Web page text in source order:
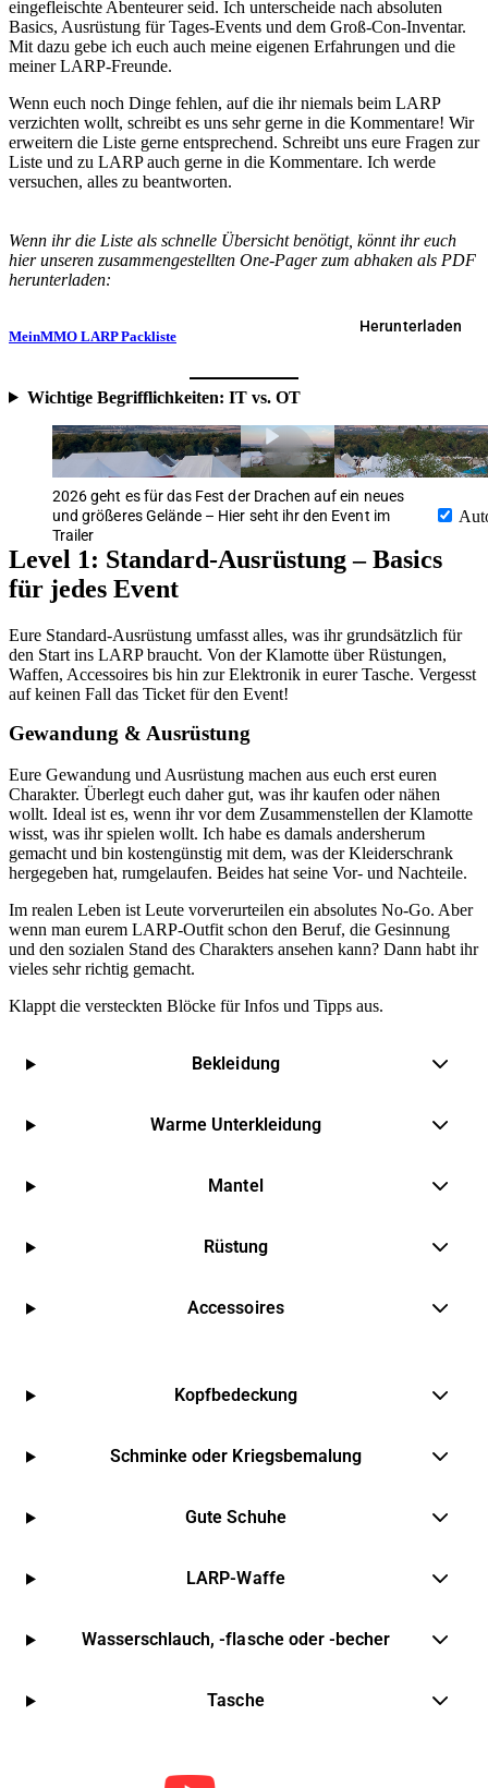
eingefleischte Abenteurer seid. Ich unterscheide nach absoluten
Basics, Ausrüstung für Tages-Events und dem Groß-Con-Inventar.
Mit dazu gebe ich euch auch meine eigenen Erfahrungen und die
meiner LARP-Freunde.
Wenn euch noch Dinge fehlen, auf die ihr niemals beim LARP
verzichten wollt, schreibt es uns sehr gerne in die Kommentare! Wir
erweitern die Liste gerne entsprechend. Schreibt uns eure Fragen zur
Liste und zu LARP auch gerne in die Kommentare. Ich werde
versuchen, alles zu beantworten.
Wenn ihr die Liste als schnelle Übersicht benötigt, könnt ihr euch
hier unseren zusammengestellten One-Pager zum abhaken als PDF
herunterladen:
MeinMMO LARP Packliste
Herunterladen
Wichtige Begrifflichkeiten: IT vs. OT
2026 geht es für das Fest der Drachen auf ein neues
und größeres Gelände – Hier seht ihr den Event im
Trailer
Level 1: Standard-Ausrüstung – Basics
für jedes Event
Eure Standard-Ausrüstung umfasst alles, was ihr grundsätzlich für
den Start ins LARP braucht. Von der Klamotte über Rüstungen,
Waffen, Accessoires bis hin zur Elektronik in eurer Tasche. Vergesst
auf keinen Fall das Ticket für den Event!
Gewandung & Ausrüstung
Eure Gewandung und Ausrüstung machen aus euch erst euren
Charakter. Überlegt euch daher gut, was ihr kaufen oder nähen
wollt. Ideal ist es, wenn ihr vor dem Zusammenstellen der Klamotte
wisst, was ihr spielen wollt. Ich habe es damals andersherum
gemacht und bin kostengünstig mit dem, was der Kleiderschrank
hergegeben hat, rumgelaufen. Beides hat seine Vor- und Nachteile.
Im realen Leben ist Leute vorverurteilen ein absolutes No-Go. Aber
wenn man eurem LARP-Outfit schon den Beruf, die Gesinnung
und den sozialen Stand des Charakters ansehen kann? Dann habt ihr
vieles sehr richtig gemacht.
Klappt die versteckten Blöcke für Infos und Tipps aus.
Bekleidung
Warme Unterkleidung
Mantel
Rüstung
Accessoires
Kopfbedeckung
Schminke oder Kriegsbemalung
Gute Schuhe
LARP-Waffe
Wasserschlauch, -flasche oder -becher
Tasche